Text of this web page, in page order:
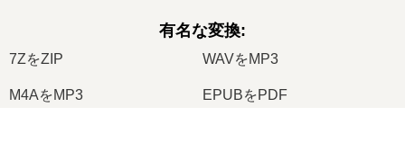
有名な変換:
7ZをZIP WAVをMP3
M4AをMP3 EPUBをPDF